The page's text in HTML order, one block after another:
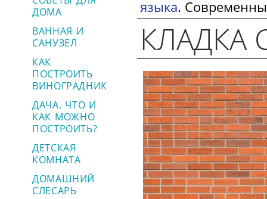
ДОМА
ВАННАЯ И
САНУЗЕЛ
КАК
ПОСТРОИТЬ
ВИНОГРАДНИК
ДАЧА. ЧТО И
КАК МОЖНО
ПОСТРОИТЬ?
ДЕТСКАЯ
КОМНАТА
ДОМАШНИЙ
СЛЕСАРЬ
языка.
КЛАДКА